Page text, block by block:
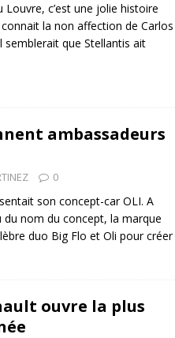
c’est une jolie histoire
la non affection de Carlos
semblerait que Stellantis ait
ambassadeurs
0
son concept-car OLI. A
nom du concept, la marque
duo Big Flo et Oli pour créer
ouvre la plus